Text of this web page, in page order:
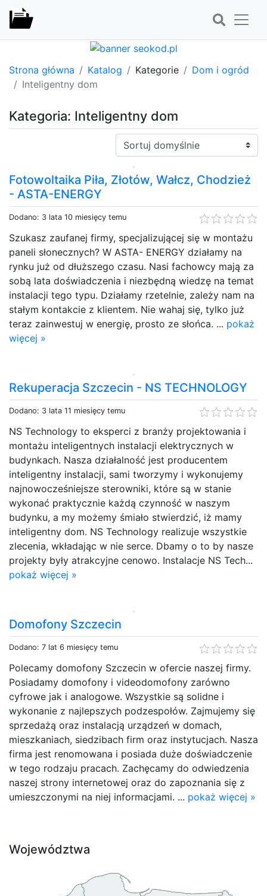
Strona główna Katalog Kategorie
Dom i ogród
Inteligentny dom
Kategoria: Inteligentny dom
Sortuj:
Fotowoltaika Piła, Złotów, Wałcz, Chodzież
- ASTA-ENERGY
Dodano: 3 lata 10 miesięcy temu
Szukasz zaufanej firmy, specjalizującej się w montażu
paneli słonecznych? W ASTA- ENERGY działamy na
rynku już od dłuższego czasu. Nasi fachowcy mają za
sobą lata doświadczenia i niezbędną wiedzę na temat
instalacji tego typu. Działamy rzetelnie, zależy nam na
stałym kontakcie z klientem. Nie wahaj się, tylko już
teraz zainwestuj w energię, prosto ze słońca. ... pokaż
więcej »
Rekuperacja Szczecin - NS TECHNOLOGY
Dodano: 3 lata 11 miesięcy temu
NS Technology to eksperci z branży projektowania i
montażu inteligentnych instalacji elektrycznych w
budynkach. Nasza działalność jest producentem
inteligentny instalacji, sami tworzymy i wykonujemy
najnowocześniejsze sterowniki, które są w stanie
wykonać praktycznie każdą czynność w naszym
budynku, a my możemy śmiało stwierdzić, iż mamy
inteligentny dom. NS Technology realizuje wszystkie
zlecenia, wkładając w nie serce. Dbamy o to by nasze
projekty były atrakcyjne cenowo. Instalacje NS Tech...
pokaż więcej »
Domofony Szczecin
Dodano: 7 lat 6 miesięcy temu
Polecamy domofony Szczecin w ofercie naszej firmy.
Posiadamy domofony i videodomofony zarówno
cyfrowe jak i analogowe. Wszystkie są solidne i
wykonanie z najlepszych podzespołów. Zajmujemy się
sprzedażą oraz instalacją urządzeń w domach,
mieszkaniach, siedzibach firm oraz instytucjach. Nasza
firma jest renomowana i posiada duże doświadczenie
w tego rodzaju pracach. Zachęcamy do odwiedzenia
naszej strony internetowej oraz do zapoznania się z
umieszczonymi na niej informacjami. ... pokaż więcej »
Województwa